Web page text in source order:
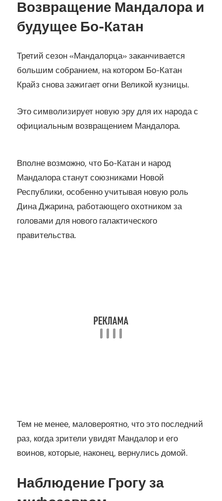
Возвращение Мандалора и
будущее Бо-Катан
Третий сезон «Мандалорца» заканчивается
большим собранием, на котором Бо-Катан
Крайз снова зажигает огни Великой кузницы.
Это символизирует новую эру для их народа с
официальным возвращением Мандалора.
Вполне возможно, что Бо-Катан и народ
Мандалора станут союзниками Новой
Республики, особенно учитывая новую роль
Дина Джарина, работающего охотником за
головами для нового галактического
правительства.
Тем не менее, маловероятно, что это последний
раз, когда зрители увидят Мандалор и его
воинов, которые, наконец, вернулись домой.
Наблюдение Грогу за